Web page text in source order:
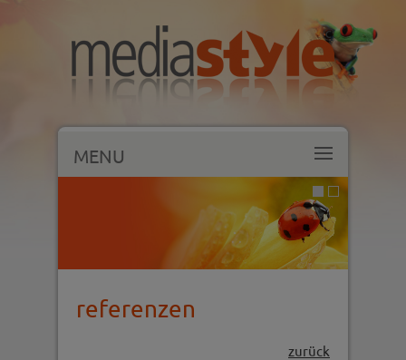
MENU
referenzen
zurück